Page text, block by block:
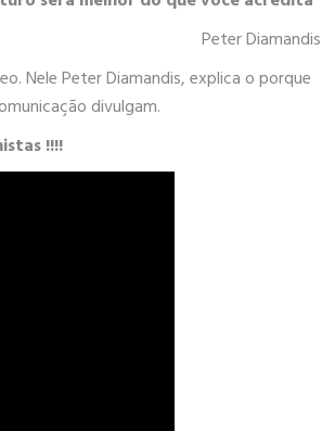
Peter Diamandis
Nele Peter Diamandis, explica o porque
divulgam.
!!!!